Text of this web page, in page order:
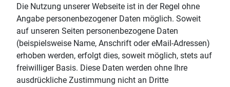
Die Nutzung unserer Webseite ist in der Regel ohne
Angabe personenbezogener Daten möglich. Soweit
auf unseren Seiten personenbezogene Daten
(beispielsweise Name, Anschrift oder eMail-Adressen)
erhoben werden, erfolgt dies, soweit möglich, stets auf
freiwilliger Basis. Diese Daten werden ohne Ihre
ausdrückliche Zustimmung nicht an Dritte